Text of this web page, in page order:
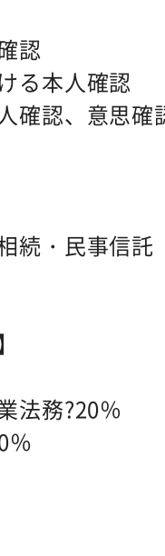
認
る本人確認
確認、意思確
続・民事信託
法務?20％
％